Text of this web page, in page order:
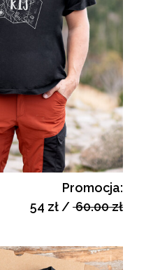
Promocja:
54 zł /60.00 zł